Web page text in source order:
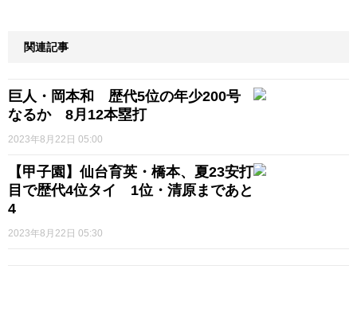
関連記事
巨人・岡本和 歴代5位の年少200号
なるか 8月12本塁打
2023年8月22日 05:00
【甲子園】仙台育英・橋本、夏23安打
目で歴代4位タイ 1位・清原まであと
4
2023年8月22日 05:30